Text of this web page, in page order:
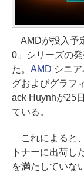
AMDが投入予
0」シリーズの
た。 AMD シニ
グおよびグラフ
ack Huynhが25
ている。
これによると
トナーに出荷し
を満たしていな